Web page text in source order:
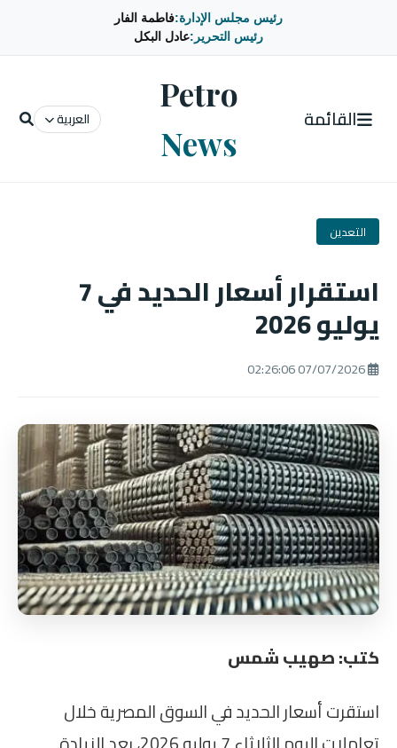
رئيس مجلس الإدارة:فاطمة الفار
رئيس التحرير:عادل البكل
القائمة
Petro
News
العربية
التعدين
استقرار أسعار الحديد في 7
يوليو 2026
كتب: صهيب شمس
استقرت أسعار الحديد في السوق المصرية خلال